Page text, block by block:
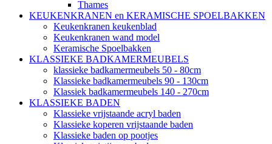
Thames
KEUKENKRANEN en KERAMISCHE SPOELBAKKEN
Keukenkranen keukenblad
Keukenkranen wand model
Keramische Spoelbakken
KLASSIEKE BADKAMERMEUBELS
klassieke badkamermeubels 50 - 80cm
Klassieke badkamermeubels 90 - 130cm
Klassiek badkamermeubels 140 - 270cm
KLASSIEKE BADEN
Klassieke vrijstaande acryl baden
Klassieke koperen vrijstaande baden
Klassieke baden op pootjes